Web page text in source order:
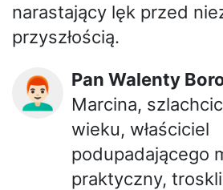
narastający lęk przed
przyszłością.
👨🏻‍🦰 Pan Walenty
Marcina,
wieku, właściciel
podupadającego
praktyczny,